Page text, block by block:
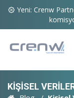
Yeni: Crenw
KIŞISEL